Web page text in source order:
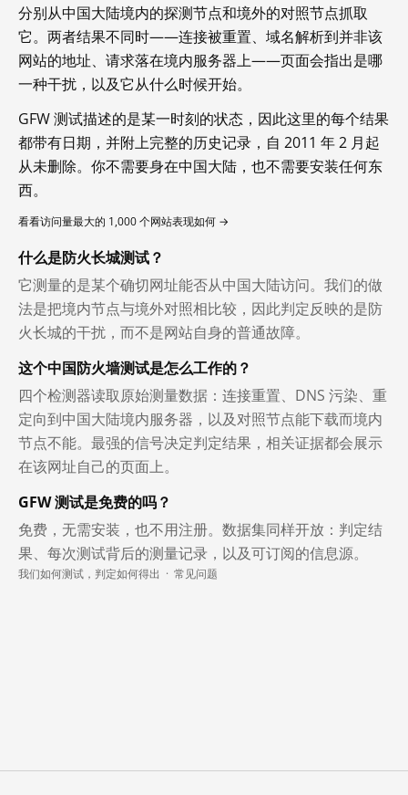
分别从中国大陆境内的探测节点和境外的对照节点抓取
它。两者结果不同时——连接被重置、域名解析到并非该
网站的地址、请求落在境内服务器上——页面会指出是哪
一种干扰，以及它从什么时候开始。
GFW 测试描述的是某一时刻的状态，因此这里的每个结果
都带有日期，并附上完整的历史记录，自 2011 年 2 月起
从未删除。你不需要身在中国大陆，也不需要安装任何东
西。
看看访问量最大的 1,000 个网站表现如何 →
什么是防火长城测试？
它测量的是某个确切网址能否从中国大陆访问。我们的做
法是把境内节点与境外对照相比较，因此判定反映的是防
火长城的干扰，而不是网站自身的普通故障。
这个中国防火墙测试是怎么工作的？
四个检测器读取原始测量数据：连接重置、DNS 污染、重
定向到中国大陆境内服务器，以及对照节点能下载而境内
节点不能。最强的信号决定判定结果，相关证据都会展示
在该网址自己的页面上。
GFW 测试是免费的吗？
免费，无需安装，也不用注册。数据集同样开放：判定结
果、每次测试背后的测量记录，以及可订阅的信息源。
我们如何测试，判定如何得出 · 常见问题